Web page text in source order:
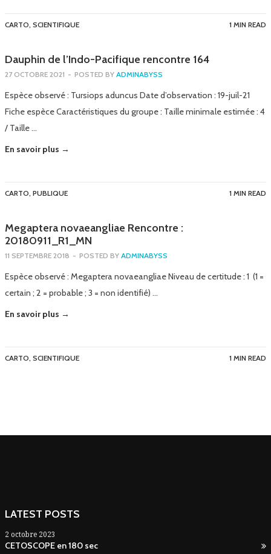
CARTO, SCIENTIFIQUE 1 MIN READ
Dauphin de l’Indo-Pacifique rencontre 164
27 OCTOBRE 2021 - POSTED BY ADMINABYSS
Espèce observé : Tursiops aduncus Date d’observation : 19-juil-21
Fiche espèce Caractéristiques du groupe : Taille minimale estimée : 4
/ Taille …
En savoir plus →
CARTO, PUBLIQUE 1 MIN READ
Megaptera novaeangliae Rencontre :
20180911_R1_MN
11 SEPTEMBRE 2018 - POSTED BY ADMINABYSS
Espèce observé : Megaptera novaeangliae Niveau de certitude : 1 (1 =
certain ; 2 = probable ; 3 = non identifié) …
En savoir plus →
CARTO, SCIENTIFIQUE 1 MIN READ
LATEST POSTS
2 octobre 2023
CETOSCOPE en 180 sec